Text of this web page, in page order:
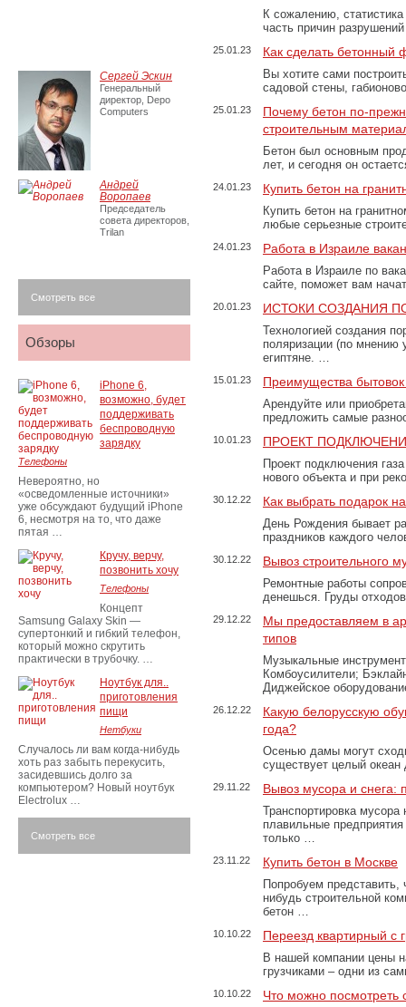
К сожалению,
часть причин
25.01.23 Как сделать бетонный
Вы хотите сами
садовой стены,
25.01.23
Почему бетон по-
строительным
Бетон был основным
лет, и сегодня он
24.01.23 Купить бетон на
Купить бетон на
любые серьезные
24.01.23 Работа в Израиле
Работа в Израиле по
сайте, поможет вам
20.01.23 ИСТОКИ СОЗДАНИЯ
Технологией создания
поляризации (по
египтяне. …
15.01.23 Преимущества
Арендуйте или
предложить самые
10.01.23 ПРОЕКТ
Проект подключения
нового объекта и при
30.12.22 Как выбрать подарок
День Рождения бывает
праздников каждого
30.12.22 Вывоз строительного
Ремонтные работы
денешься. Груды
29.12.22
Мы предоставляем в
типов
Музыкальные
Комбоусилители;
Диджейское
26.12.22
Какую белорусскую
года?
Осенью дамы могут
существует целый
29.11.22 Вывоз мусора и
Транспортировка
плавильные
только …
23.11.22 Купить бетон в Москве
Попробуем представить,
нибудь строительной
бетон …
10.10.22 Переезд квартирный с
В нашей компании цены
грузчиками – одни из
10.10.22 Что можно посмотреть
Сергей Эскин
Генеральный
директор, Depo
Computers
Андрей
Воропаев
Председатель
совета директоров,
Trilan
Смотреть все
Обзоры
iPhone 6,
возможно, будет
поддерживать
беспроводную
зарядку
Телефоны
Невероятно, но
«осведомленные источники»
уже обсуждают будущий iPhone
6, несмотря на то, что даже
пятая …
Кручу, верчу,
позвонить хочу
Телефоны
Концепт
Samsung Galaxy Skin —
супертонкий и гибкий телефон,
который можно скрутить
практически в трубочку. …
Ноутбук для..
приготовления
пищи
Нетбуки
Случалось ли вам когда-нибудь
хоть раз забыть перекусить,
засидевшись долго за
компьютером? Новый ноутбук
Electrolux …
Смотреть все